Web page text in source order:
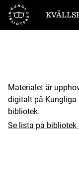
Till startsidan
Materialet är
digitalt på Kungliga
bibliotek.
Se lista på